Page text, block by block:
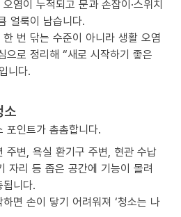
염이 누적되고 문과 손잡이·스위치
얼룩이 남습니다.
번 닦는 수준이 아니라 생활 오염
으로 정리해 “새로 시작하기 좋은
니다.
소
포인트가 촘촘합니다.
주변, 욕실 환기구 주변, 현관 수납
자리 등 좁은 공간에 기능이 몰려
니다.
면 손이 닿기 어려워져 ‘청소는 나